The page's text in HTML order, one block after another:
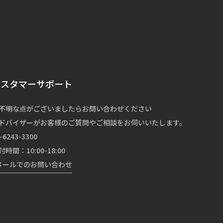
タマーサポート
明な点がございましたらお問い合わせください
バイザーがお客様のご質問やご相談をお伺いいたします。
6243-3300
時間：10:00-18:00
ールでのお問い合わせ